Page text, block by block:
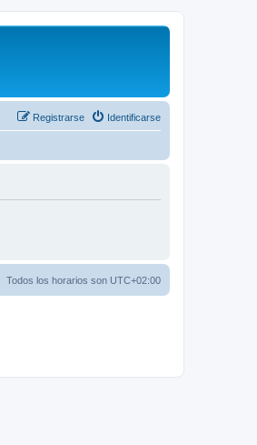
Identificarse
Registrarse
Todos los horarios son UTC+02:00